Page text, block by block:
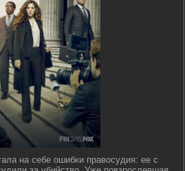
на себе ошибки правосудия: ее с